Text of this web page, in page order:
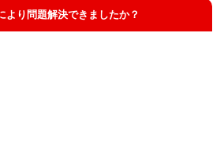
より問題解決できましたか？